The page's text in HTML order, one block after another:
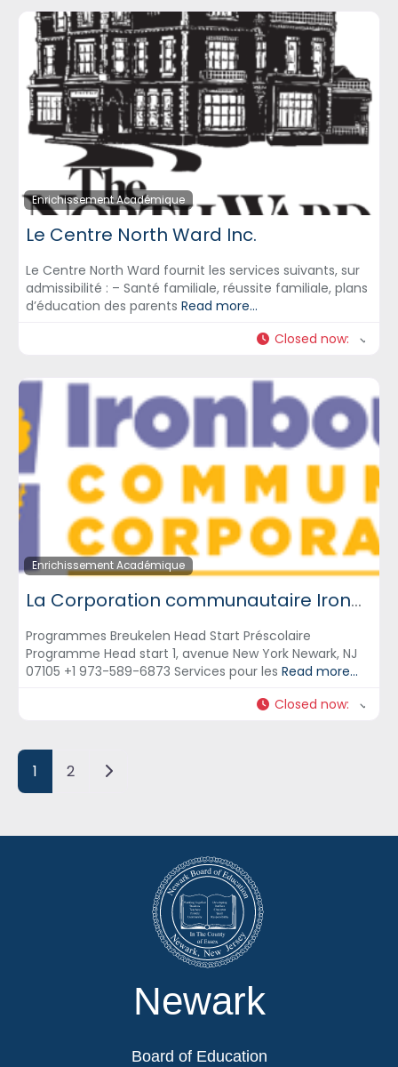
Enrichissement Académique
Le Centre North Ward Inc.
Le Centre North Ward fournit les services suivants, sur
admissibilité : – Santé familiale, réussite familiale, plans
d’éducation des parents Read more...
Closed now:
Enrichissement Académique
La Corporation communautaire Ironbound – ICC
Programmes Breukelen Head Start Préscolaire
Programme Head start 1, avenue New York Newark, NJ
07105 +1 973-589-6873 Services pour les Read more...
Closed now:
Posts navigation
1 2 Older posts
Newark
Board of Education